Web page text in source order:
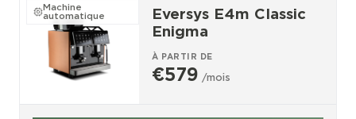
Machine
automatique
Eversys E4m Classic
Enigma
À PARTIR DE
€579 /mois